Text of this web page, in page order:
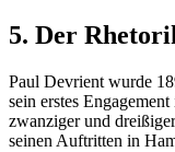
5. Der
Paul Devrient wurde
sein erstes
zwanziger und
seinen Auftritten in